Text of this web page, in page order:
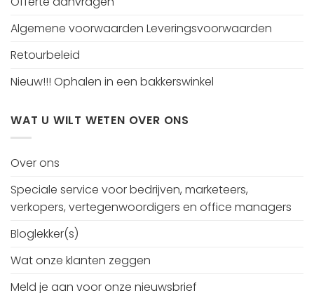
Algemene voorwaarden Leveringsvoorwaarden
Retourbeleid
Nieuw!!! Ophalen in een bakkerswinkel
WAT U WILT WETEN OVER ONS
Over ons
Speciale service voor bedrijven, marketeers,
verkopers, vertegenwoordigers en office managers
Bloglekker(s)
Wat onze klanten zeggen
Meld je aan voor onze nieuwsbrief